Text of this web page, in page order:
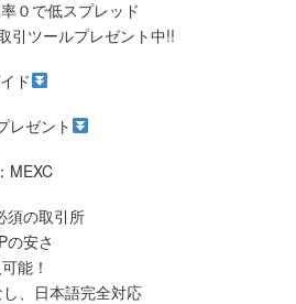
０で低スプレッド
引ツールプレゼント中!!
ド
レゼント
MEXC
須の取引所
の安さ
能！
、日本語完全対応